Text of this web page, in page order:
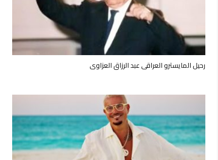
رحيل المايسترو العراقي عبد الرزاق العزاوي